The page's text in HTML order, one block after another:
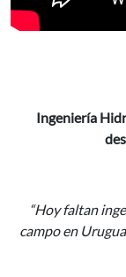
Ingeniería
“Hoy faltan
campo en